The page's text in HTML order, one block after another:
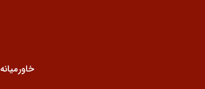
خاورمیانه